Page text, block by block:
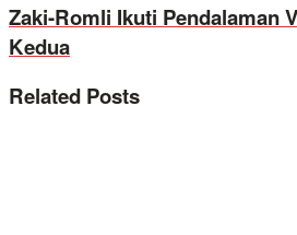
Zaki-Romli Ikuti Pendalaman
Kedua
Related Posts